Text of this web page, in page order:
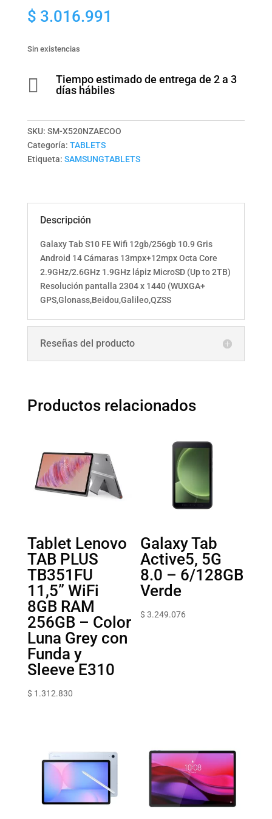
$ 3.016.991
Sin existencias

Tiempo estimado de entrega de 2 a 3
días hábiles
SKU: SM-X520NZAECOO
Categoría: TABLETS
Etiqueta: SAMSUNGTABLETS
Descripción
Galaxy Tab S10 FE Wifi 12gb/256gb 10.9 Gris
Android 14 Cámaras 13mpx+12mpx Octa Core
2.9GHz/2.6GHz 1.9GHz lápiz MicroSD (Up to 2TB)
Resolución pantalla 2304 x 1440 (WUXGA+
GPS,Glonass,Beidou,Galileo,QZSS
Reseñas del producto
Productos relacionados
Tablet Lenovo
TAB PLUS
TB351FU
11,5” WiFi
8GB RAM
256GB – Color
Luna Grey con
Funda y
Sleeve E310
$ 1.312.830
Galaxy Tab
Active5, 5G
8.0 – 6/128GB
Verde
$ 3.249.076